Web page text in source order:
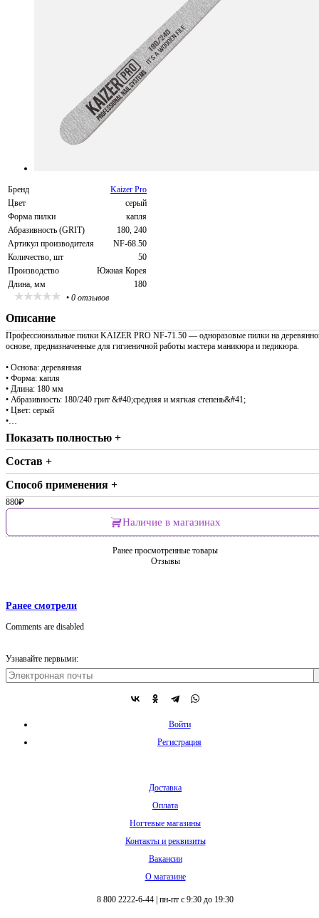
Бренд
Kaizer Pro
Цвет
серый
Форма пилки
капля
Абразивность (GRIT)
180, 240
Артикул производителя
NF-68.50
Количество, шт
50
Производство
Южная Корея
Длина, мм
180
• 0 отзывов
Описание
Профессиональные пилки KAIZER PRO NF-71.50 — одноразовые пилки на
основе, предназначенные для гигиеничной работы мастера маникюра и педикюра.
• Основа: деревянная
• Форма: капля
• Длина: 180 мм
• Абразивность: 180/240 грит &#40;средняя и мягкая степень&#41;
• Цвет: серый
•…
Показать полностью +
Состав +
Способ применения +
880₽
Наличие в магазинах
Ранее просмотренные товары
Отзывы
Ранее смотрели
Comments are disabled
Узнавайте первыми:
Войти
Регистрация
Доставка
Оплата
Ногтевые магазины
Контакты и реквизиты
Вакансии
О магазине
8 800 2222-6-44 пн-пт с 9:30 до 19:30